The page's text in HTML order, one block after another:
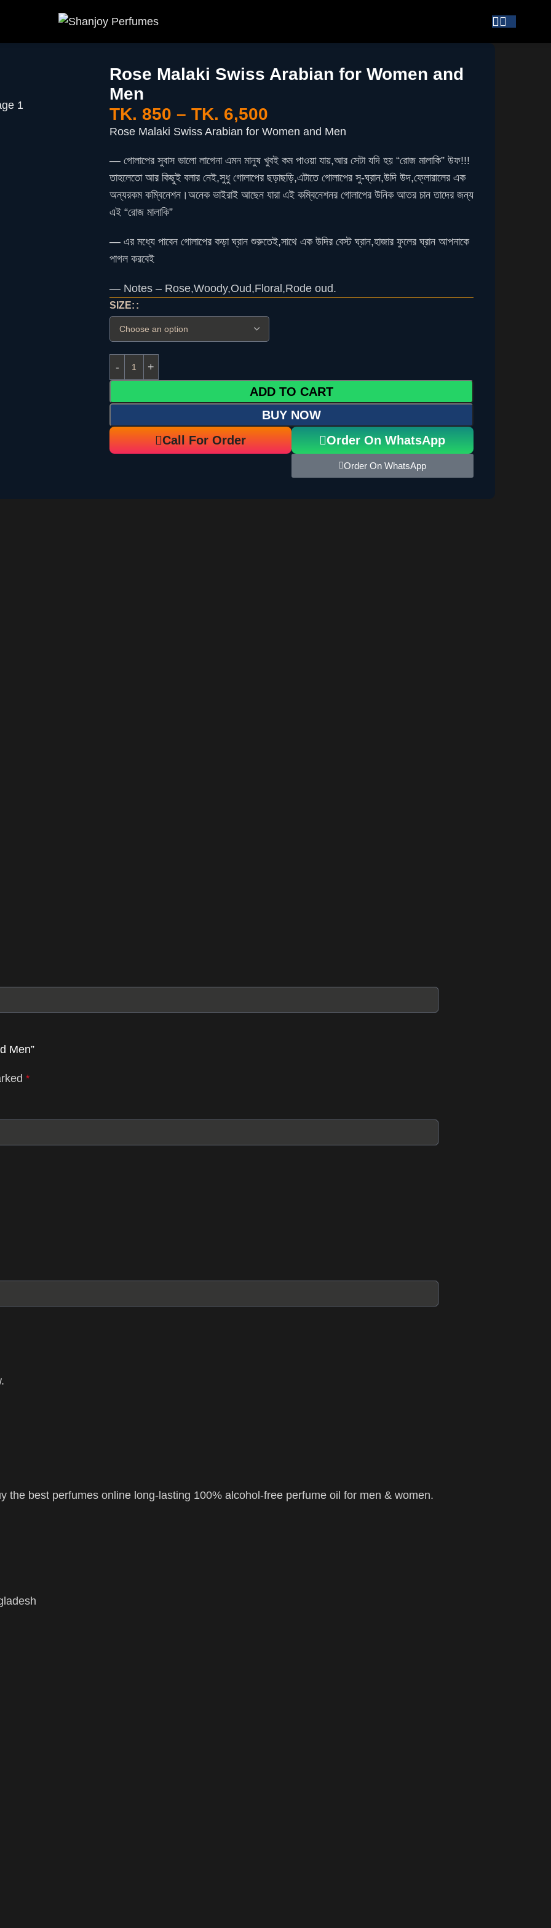
Rose Malaki Swiss Arabian for Women and
Men
TK. 850 – TK. 6,500
Rose Malaki Swiss Arabian for Women and Men
— গোলাপের সুবাস ভালো লাগেনা এমন মানুষ খুবই কম পাওয়া যায়,আর সেটা যদি হয় “রোজ মালাকি” উফ!!!
তাহলেতো আর কিছুই বলার নেই,সুধু গোলাপের ছড়াছড়ি,এটাতে গোলাপের সু-ঘ্রান,উদি উদ,ফ্লোরালের এক
অন্যরকম কম্বিনেশন।অনেক ভাইরাই আছেন যারা এই কম্বিনেশনর গোলাপের উনিক আতর চান তাদের জন্য
এই “রোজ মালাকি”
— এর মধ্যে পাবেন গোলাপের কড়া ঘ্রান শুরুতেই,সাথে এক উদির বেস্ট ঘ্রান,হাজার ফুলের ঘ্রান আপনাকে
পাগল করবেই
— Notes – Rose,Woody,Oud,Floral,Rode oud.
SIZE:
ADD TO CART
BUY NOW
Call For Order
Order On WhatsApp
Order On WhatsApp
Men”
*
best perfumes online long-lasting 100% alcohol-free perfume oil for men & women.